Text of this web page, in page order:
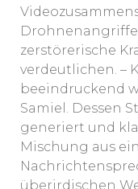
zerstörerische
verdeutlichen. –
beeindruckend
Samiel. Dessen
generiert und
Mischung aus
überirdischen